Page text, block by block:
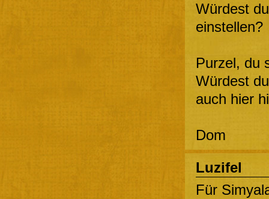
Würdest
einstellen?
Purzel, du
Würdest
auch hier
Dom
Luzifel
Für